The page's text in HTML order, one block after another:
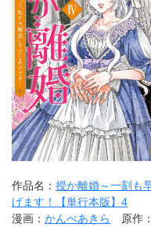
作品名：授か離婚～一刻も
げます！【単行本版】4
漫画：かんべあきら 原作：